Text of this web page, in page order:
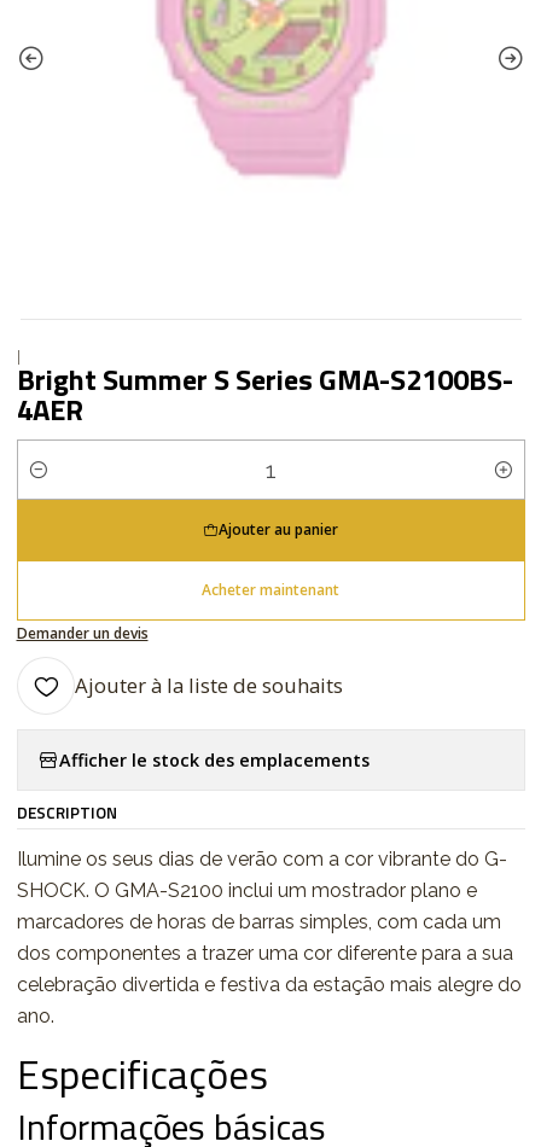
|
Bright Summer S Series GMA-S2100BS-
4AER
Quantité
Ajouter au panier
Acheter maintenant
Demander un devis
Ajouter à la liste de souhaits
Afficher le stock des emplacements
DESCRIPTION
Ilumine os seus dias de verão com a cor vibrante do G-
SHOCK. O GMA-S2100 inclui um mostrador plano e
marcadores de horas de barras simples, com cada um
dos componentes a trazer uma cor diferente para a sua
celebração divertida e festiva da estação mais alegre do
ano.
Especificações
Informações básicas